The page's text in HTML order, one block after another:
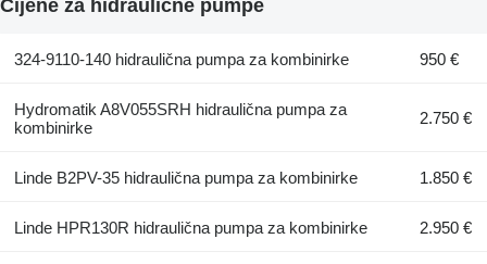
Cijene za hidraulične pumpe
324-9110-140 hidraulična pumpa za kombinirke 950 €
Hydromatik A8V055SRH hidraulična pumpa za
kombinirke
2.750 €
Linde B2PV-35 hidraulična pumpa za kombinirke 1.850 €
Linde HPR130R hidraulična pumpa za kombinirke 2.950 €